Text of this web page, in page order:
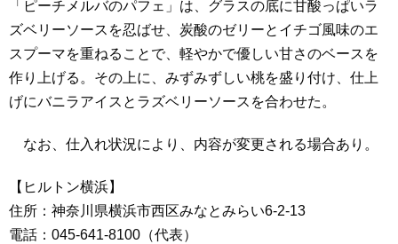
「ピーチメルバのパフェ」は、グラスの底に甘酸っぱいラ
ズベリーソースを忍ばせ、炭酸のゼリーとイチゴ風味のエ
スプーマを重ねることで、軽やかで優しい甘さのベースを
作り上げる。その上に、みずみずしい桃を盛り付け、仕上
げにバニラアイスとラズベリーソースを合わせた。
なお、仕入れ状況により、内容が変更される場合あり。
【ヒルトン横浜】
住所：神奈川県横浜市西区みなとみらい6-2-13
電話：045‐641‐8100（代表）